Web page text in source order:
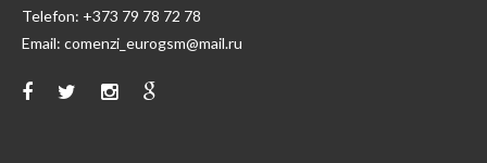
Telefon: +373 79 78 72 78
Email: comenzi_eurogsm@mail.ru